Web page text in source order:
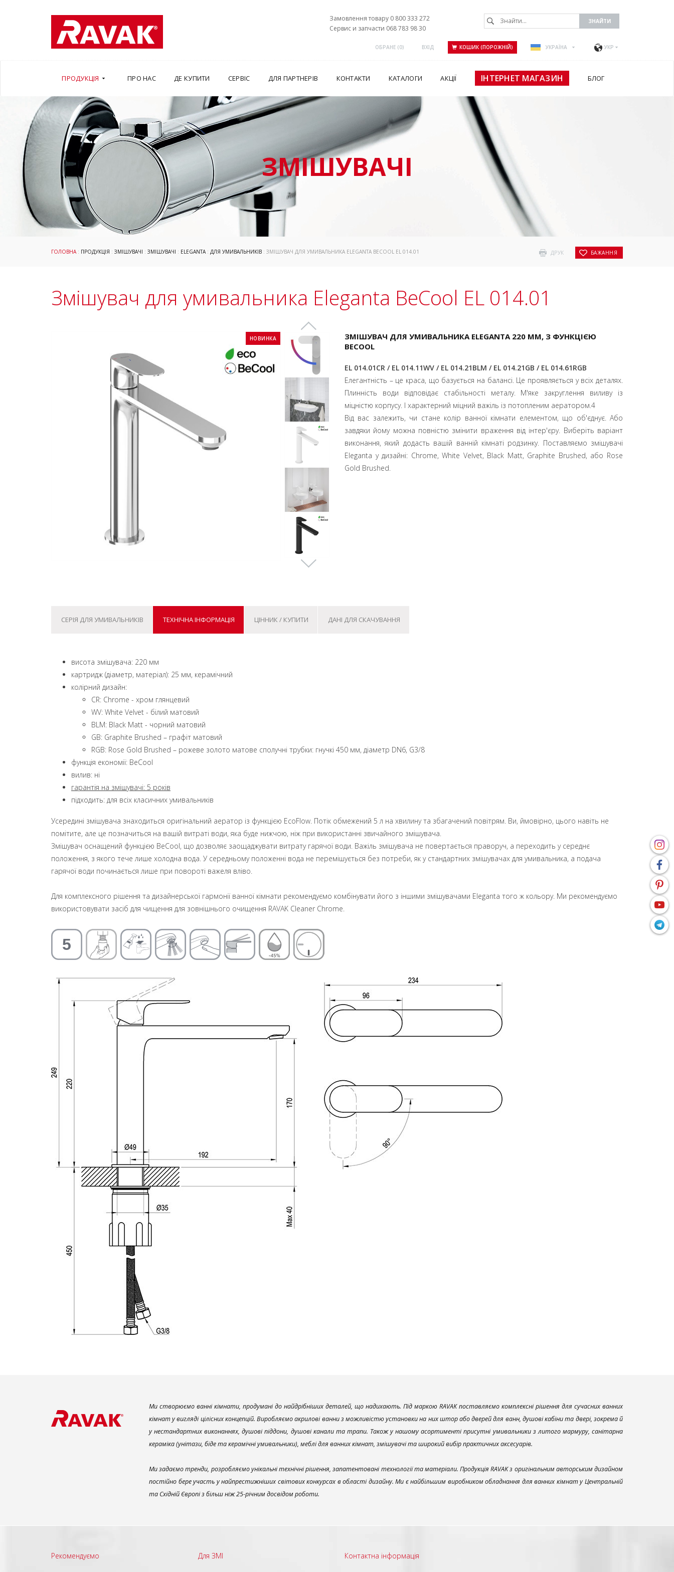
Замовлення товару 0 800 333 272
Сервис и запчасти 068 783 98 30
ОБРАНЕ (0) ВХІД КОШИК (ПОРОЖНІЙ) УКРАЇНА УКР
ПРОДУКЦІЯ ПРО НАС ДЕ КУПИТИ СЕРВІС ДЛЯ ПАРТНЕРІВ КОНТАКТИ КАТАЛОГИ АКЦІЇ ІНТЕРНЕТ МАГАЗИН БЛОГ
ЗМІШУВАЧІ
ДРУК БАЖАННЯ
ГОЛОВНА: ПРОДУКЦІЯ : ЗМІШУВАЧІ : ЗМІШУВАЧІ : ELEGANTA: ДЛЯ УМИВАЛЬНИКІВ : ЗМІШУВАЧ ДЛЯ УМИВАЛЬНИКА ELEGANTA BECOOL EL 014.01
Змішувач для умивальника Eleganta BeCool EL 014.01
НОВИНКА
ЗМІШУВАЧ ДЛЯ УМИВАЛЬНИКА ELEGANTA 220 ММ, З ФУНКЦІЄЮ
BECOOL
EL 014.01CR / EL 014.11WV / EL 014.21BLM / EL 014.21GB / EL 014.61RGB
Елегантність – це краса, що базується на балансі. Це проявляється у всіх деталях.
Плинність води відповідає стабільності металу. М'яке закруглення виливу із
міцністю корпусу. І характерний міцний важіль із потопленим аератором.4
Від вас залежить, чи стане колір ванної кімнати елементом, що об'єднує. Або
завдяки йому можна повністю змінити враження від інтер'єру. Виберіть варіант
виконання, який додасть вашій ванній кімнаті родзинку. Поставляємо змішувачі
Eleganta у дизайні: Chrome, White Velvet, Black Matt, Graphite Brushed, або Rose
Gold Brushed.
СЕРІЯ ДЛЯ УМИВАЛЬНИКІВ ТЕХНІЧНА ІНФОРМАЦІЯ ЦІННИК / КУПИТИ ДАНІ ДЛЯ СКАЧУВАННЯ
висота змішувача: 220 мм
картридж (діаметр, матеріал): 25 мм, керамічний
колірний дизайн:
CR: Chrome - хром глянцевий
WV: White Velvet - білий матовий
BLM: Black Matt - чорний матовий
GB: Graphite Brushed – графіт матовий
RGB: Rose Gold Brushed – рожеве золото матове сполучні трубки: гнучкі 450 мм, діаметр DN6, G3/8
функція економії: BeCool
вилив: ні
гарантія на змішувачі: 5 років
підходить: для всіх класичних умивальників
Усередині змішувача знаходиться оригінальний аератор із функцією EcoFlow. Потік обмежений 5 л на хвилину та збагачений повітрям. Ви, ймовірно, цього навіть не
помітите, але це позначиться на вашій витраті води, яка буде нижчою, ніж при використанні звичайного змішувача.
Змішувач оснащений функцією BeCool, що дозволяє заощаджувати витрату гарячої води. Важіль змішувача не повертається праворуч, а переходить у середнє
положення, з якого тече лише холодна вода. У середньому положенні вода не перемішується без потреби, як у стандартних змішувачах для умивальника, а подача
гарячої води починається лише при повороті важеля вліво.
Для комплексного рішення та дизайнерської гармонії ванної кімнати рекомендуємо комбінувати його з іншими змішувачами Eleganta того ж кольору. Ми рекомендуємо
використовувати засіб для чищення для зовнішнього очищення RAVAK Cleaner Chrome.
Ми створюємо ванні кімнати, продумані до найдрібніших деталей, що надихають. Під маркою RAVAK поставляємо комплексні рішення для сучасних ванних
кімнат у вигляді цілісних концепцій. Виробляємо акрилові ванни з можливістю установки на них штор або дверей для ванн, душові кабіни та двері, зокрема й
у нестандартних виконаннях, душові піддони, душові канали та трапи. Також у нашому асортименті присутні умивальники з литого мармуру, санітарна
кераміка (унітази, біде та керамічні умивальники), меблі для ванних кімнат, змішувачі та широкий вибір практичних аксесуарів.
Ми задаємо тренди, розробляємо унікальні технічні рішення, запатентовані технології та матеріали. Продукція RAVAK з оригінальним авторським дизайном
постійно бере участь у найпрестижніших світових конкурсах в області дизайну. Ми є найбільшим виробником обладнання для ванних кімнат у Центральній
та Східній Європі з більш ніж 25-річним досвідом роботи.
Рекомендуємо Для ЗМІ Контактна інформація